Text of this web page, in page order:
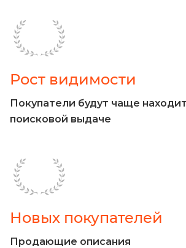
Рост видимости
Покупатели будут чаще
поисковой выдаче
Новых покупателей
Продающие описания